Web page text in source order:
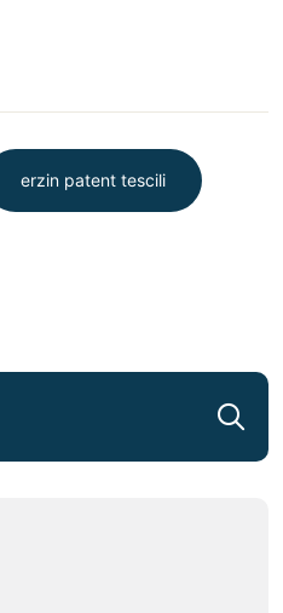
erzin patent tescili